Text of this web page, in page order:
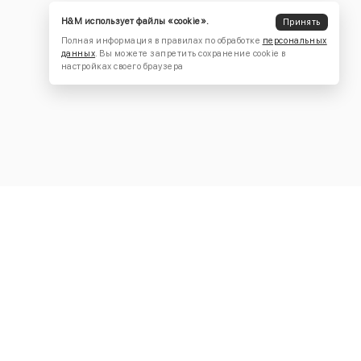
H&M использует файлы «cookie».
Принять
Полная информация в правилах по обработке персональных
данных. Вы можете запретить сохранение cookie в
настройках своего браузера